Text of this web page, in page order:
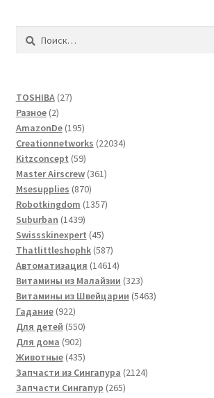
Найти:
TOSHIBA 2727
Разное 22
товара
AmazonDe 195195
товаров
Creationnetworks 2203422034
Kitzconcept 5959
товаров
Master Airscrew 361361
Msesupplies 870870
товаров
Robotkingdom 13571357
Suburban 14391439
товаров
Swissskinexpert 4545
товаров
Thatlittleshophk 587587
товаров
Автоматизация 1461414614
товаров
Витамины из Малайзии 323323
товара
Витамины из Швейцарии 54635463
Гадание 922922
товара
Для детей 550550
Для дома 902902
товара
Животные 435435
товаров
Запчасти из Сингапура 21242124
Запчасти Сингапур 265265